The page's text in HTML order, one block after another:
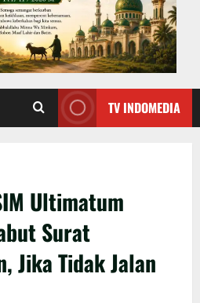
TV INDOMEDIA
Ultimatum
Surat
Jika Tidak Jalan